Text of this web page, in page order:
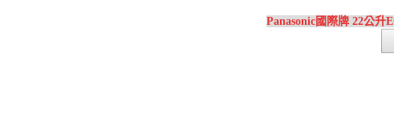
Panasonic國際牌 22公升